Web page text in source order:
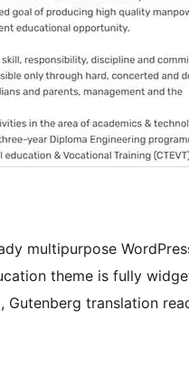
multipurpose
theme is fully
Gutenberg translation